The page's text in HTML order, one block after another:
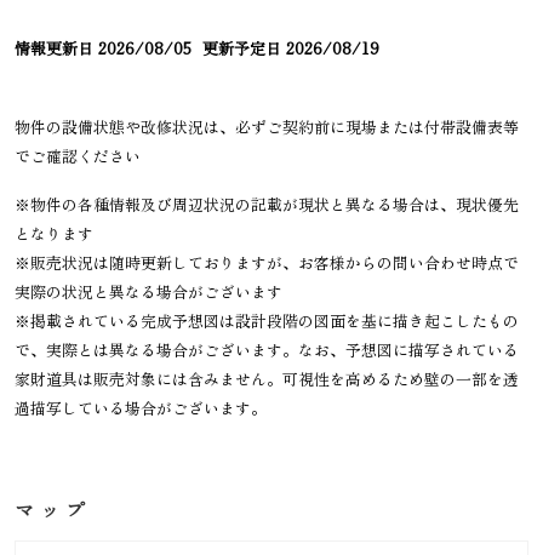
情報更新日 2026/08/05 更新予定日 2026/08/19
物件の設備状態や改修状況は、必ずご契約前に現場または付帯設備表等
でご確認ください
※物件の各種情報及び周辺状況の記載が現状と異なる場合は、現状優先
となります
※販売状況は随時更新しておりますが、お客様からの問い合わせ時点で
実際の状況と異なる場合がございます
※掲載されている完成予想図は設計段階の図面を基に描き起こしたもの
で、実際とは異なる場合がございます。なお、予想図に描写されている
家財道具は販売対象には含みません。可視性を高めるため壁の一部を透
過描写している場合がございます。
マップ